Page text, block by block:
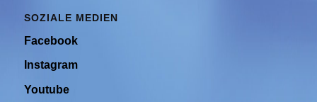
SOZIALE MEDIEN
Facebook
Instagram
Youtube